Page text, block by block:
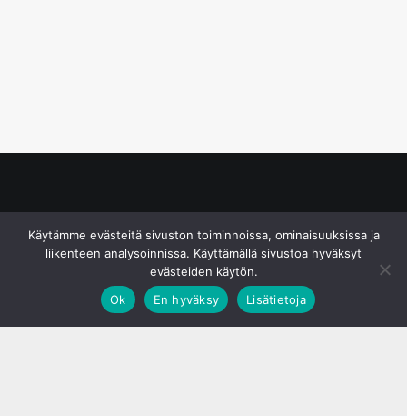
Käytämme evästeitä sivuston toiminnoissa, ominaisuuksissa ja
liikenteen analysoinnissa. Käyttämällä sivustoa hyväksyt
evästeiden käytön.
Ok
En hyväksy Lisätietoja